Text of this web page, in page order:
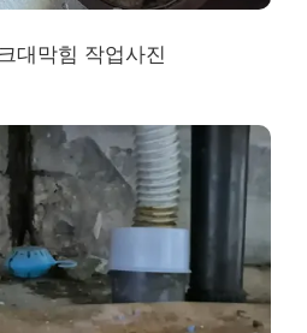
대막힘 작업사진